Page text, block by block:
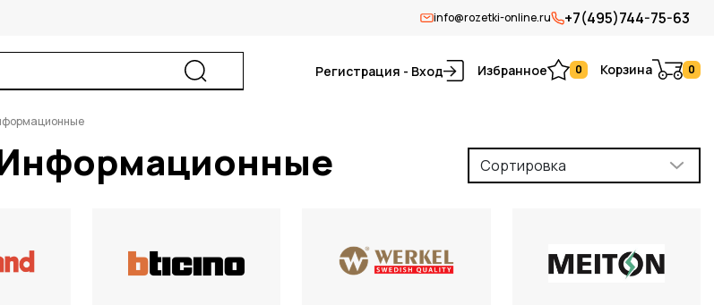
info@rozetki-online.ru +7(495)744-75-63
Регистрация - Вход Избранное 0 Корзина 0
Информационные Сортировка